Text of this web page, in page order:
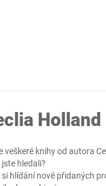
Holland
veškeré knihy od autora
hledali?
hlídání nově přidaných